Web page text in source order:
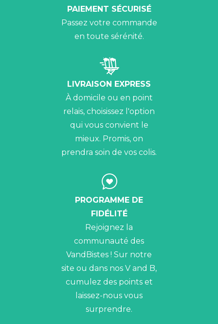
PAIEMENT SÉCURISÉ
Passez votre commande
en toute sérénité.
LIVRAISON EXPRESS
À domicile ou en point
relais, choisissez l'option
qui vous convient le
mieux. Promis, on
prendra soin de vos colis.
PROGRAMME DE
FIDÉLITÉ
Rejoignez la
communauté des
VandBistes ! Sur notre
site ou dans nos V and B,
cumulez des points et
laissez-nous vous
surprendre.